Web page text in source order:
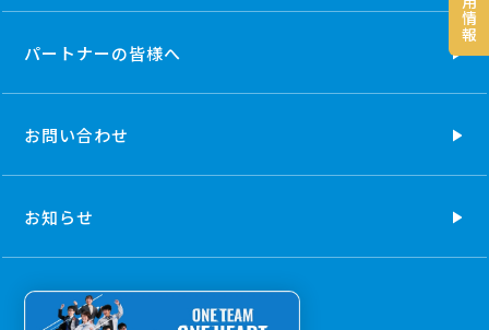
情
報
パートナーの皆様へ
お問い合わせ
お知らせ